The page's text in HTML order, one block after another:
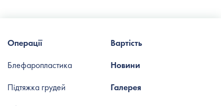
Вартість
Новини
Галерея
Операції
Блефаропластика
Підтяжка грудей